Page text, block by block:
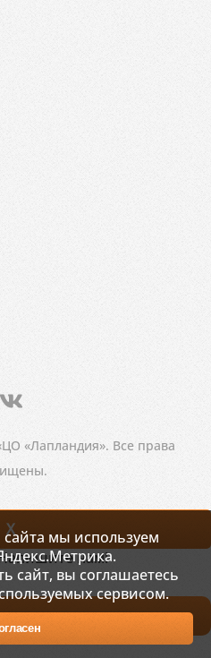
«Лапландия». Все права
мы используем
сайт, вы соглашаетесь
сервисом.
X
нам!